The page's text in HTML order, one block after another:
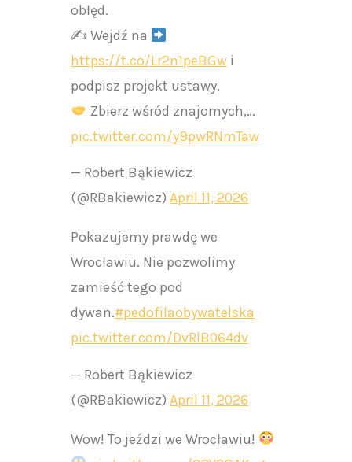
obłęd.
✍Wejdź na
https://t.co/Lr2n1peBGw i
podpisz projekt ustawy.
Zbierz wśród znajomych,…
pic.twitter.com/y9pwRNmTaw
— Robert Bąkiewicz
(@RBakiewicz) April 11, 2026
Pokazujemy prawdę we
Wrocławiu. Nie pozwolimy
zamieść tego pod
dywan.#pedofilaobywatelska
pic.twitter.com/DvRlB064dv
— Robert Bąkiewicz
(@RBakiewicz) April 11, 2026
Wow! To jeździ we Wrocławiu!